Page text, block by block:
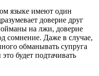
языке имеют один
доверие друг
на лжи, доверие
сомнение. Даже в случае,
обманывать супруга
будет подтачивать